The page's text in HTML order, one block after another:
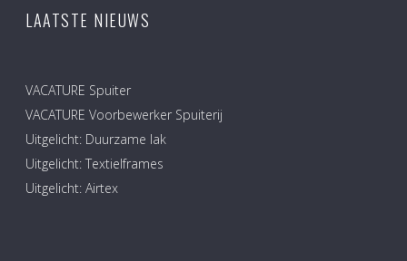
LAATSTE NIEUWS
VACATURE Spuiter
VACATURE Voorbewerker Spuiterij
Uitgelicht: Duurzame lak
Uitgelicht: Textielframes
Uitgelicht: Airtex